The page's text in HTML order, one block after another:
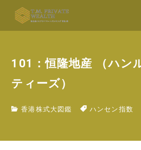
101：恒隆地産 （ハン
ティーズ）
香港株式大図鑑 ハンセン指数